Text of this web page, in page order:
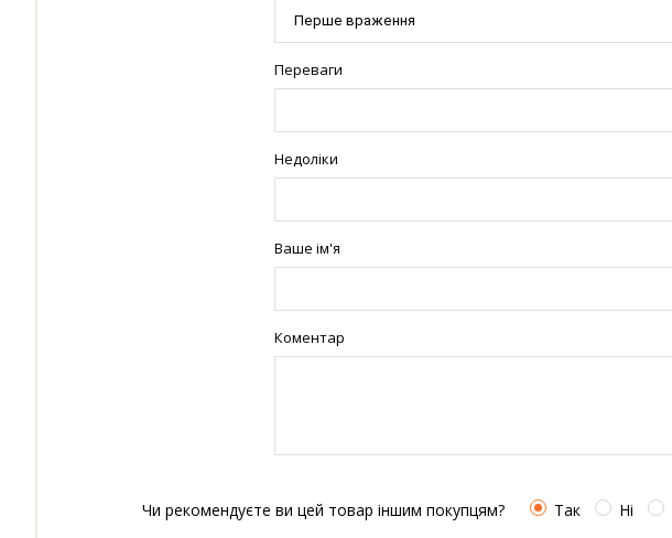
Переваги
Недоліки
Ваше ім'я
Коментар
Чи рекомендуєте ви цей товар іншим покупцям? Так Ні